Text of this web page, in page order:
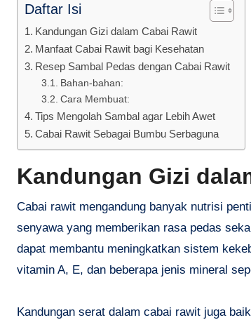
Daftar Isi
Kandungan Gizi dalam Cabai Rawit
Manfaat Cabai Rawit bagi Kesehatan
Resep Sambal Pedas dengan Cabai Rawit
Bahan-bahan:
Cara Membuat:
Tips Mengolah Sambal agar Lebih Awet
Cabai Rawit Sebagai Bumbu Serbaguna
Kandungan Gizi
Cabai rawit mengandung banyak nutrisi
senyawa yang memberikan rasa pedas
dapat membantu meningkatkan sistem
vitamin A, E, dan beberapa jenis mineral
Kandungan serat dalam cabai rawit juga